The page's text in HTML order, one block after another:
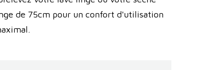
de 75cm pour un confort d'utilisation